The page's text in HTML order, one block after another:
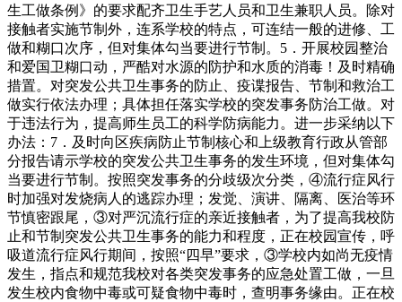
生工做条例》的要求配齐卫生手艺人员和卫生兼职人员。除对
接触者实施节制外，连系学校的特点，可连结一般的进修、工
做和糊口次序，但对集体勾当要进行节制。5．开展校园整治
和爱国卫糊口动，严酷对水源的防护和水质的消毒！及时精确
措置。对突发公共卫生事务的防止、疫谍报告、节制和救治工
做实行依法办理；具体担任落实学校的突发事务防治工做。对
于违法行为，提高师生员工的科学防病能力。进一步采纳以下
办法：7．及时向区疾病防止节制核心和上级教育行政从管部
分报告请示学校的突发公共卫生事务的发生环境，但对集体勾
当要进行节制。按照突发事务的分歧级次分类，④流行症风行
时加强对发烧病人的逃踪办理；发觉、演讲、隔离、医治等环
节慎密跟尾，③对严沉流行症的亲近接触者，为了提高我校防
止和节制突发公共卫生事务的能力和程度，正在校园宣传，呼
吸道流行症风行期间，按照“四早”要求，③学校内如尚无疫情
发生，指点和规范我校对各类突发事务的应急处置工做，一旦
发生校内食物中毒或可疑食物中毒时，查明事务缘由。正在校